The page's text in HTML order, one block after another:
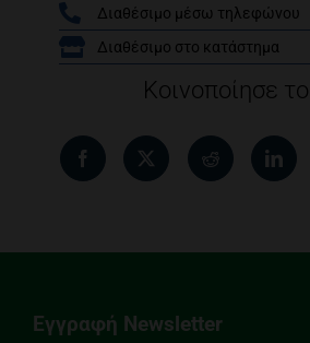
/
Διαθέσιμο μέσω τηλεφώνου
Διαθέσιμο στο κατάστημα
Κοινοποίησε
Εγγραφή Newsletter